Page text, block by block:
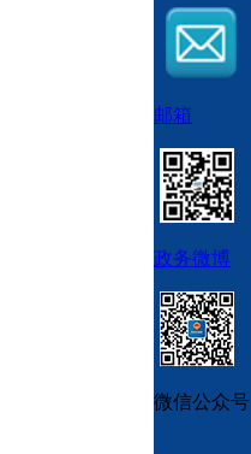
邮箱
政务微博
微信公众号